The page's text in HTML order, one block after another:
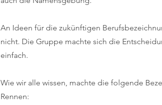
An Ideen für die zukünftigen
nicht. Die Gruppe machte sich die
einfach.
Wie wir alle wissen, machte die folgende
Rennen: